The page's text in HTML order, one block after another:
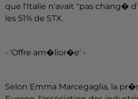
que l'Italie n'avait "pas chang�
les 51% de STX.
- 'Offre am�lior�e' -
Selon Emma Marcegaglia, la